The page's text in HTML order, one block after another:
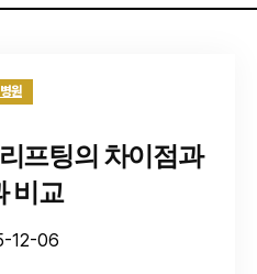
병원
프팅의 차이점과
비교
12-06